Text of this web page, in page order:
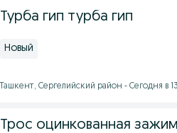
Турба гип турба гип
Новый
Ташкент, Сергелийский район - Сегодня в
Трос оцинкованная